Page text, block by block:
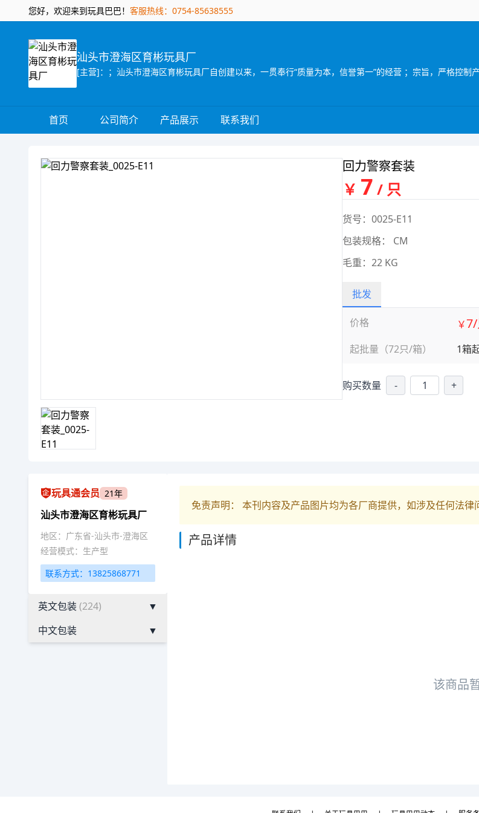
您好，欢迎来到玩具巴巴！ 客服热线：0754-85638555
汕头市澄海区育彬玩具厂
首页 公司简介 产品展示 联系我们
回力警察套装
￥ 7 / 只
货号：0025-E11
包装规格： CM
毛重：22 KG
批发
价格
起批量（72只/箱）
￥
1箱
购买数量 - +
玩具通会员 21年
汕头市澄海区育彬玩具厂
地区：广东省-汕头市-澄海区
经营模式：生产型
联系方式：13825868771
英文包装(224)
▼
中文包装
▼
免责声明： 本刊内容及产品图片均为各厂商提供，如涉及任何法律
产品详情
该商品